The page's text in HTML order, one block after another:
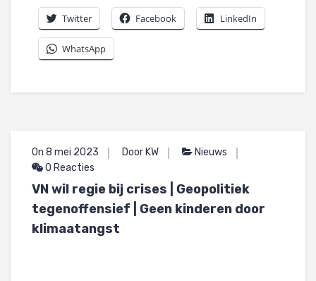
Twitter Facebook LinkedIn
WhatsApp
On 8 mei 2023 Door KW
Nieuws
0 Reacties
VN wil regie bij crises | Geopolitiek
tegenoffensief | Geen kinderen door
klimaatangst